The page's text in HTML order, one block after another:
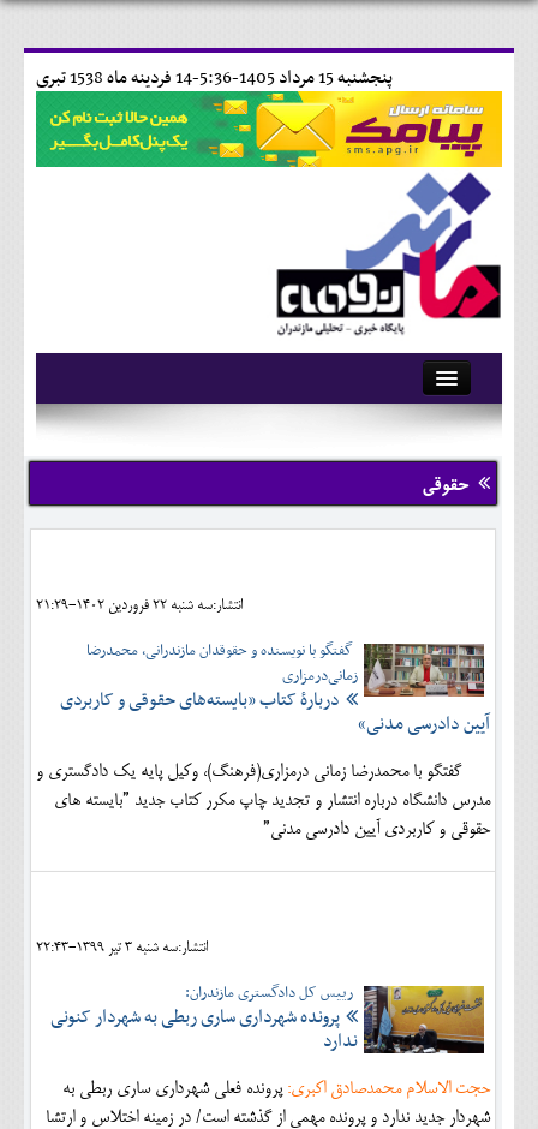
14 فردينه ماه 1538 تبری پنجشنبه 15 مرداد 1405-5:36-
آرشیو
تماس با ما
وبلاگ
کلینیک
فرهنگی و هنری
حقوقی
انتشار:سه شنبه 22 فروردين 1402-21:29
گفتگو با نویسنده و حقوقدان مازندرانی، محمدرضا
زمانی‌درمزاری
دربارۀ کتاب ”بایسته‌های حقوقی و کاربردی
آیین دادرسی مدنی»
گفتگو با محمدرضا زمانی درمزاری(فرهنگ)، وکیل پایه یک دادگستری و
مدرس دانشگاه درباره انتشار و تجدید چاپ مکرر کتاب جدید ”بایسته های
حقوقی و کاربردی آیین دادرسی مدنی”
انتشار:سه شنبه 3 تير 1399-22:43
رییس کل دادگستری مازندران:
پرونده شهرداری ساری ربطی به شهردار کنونی
ندارد
حجت الاسلام محمدصادق اکبری: پرونده فعلی شهرداری ساری ربطی به
شهردار جدید ندارد و پرونده مهمی از گذشته است/ در زمینه اختلاس و ارتشا